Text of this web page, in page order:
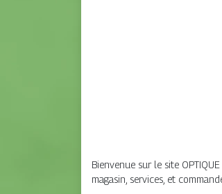
Bienvenue sur le site
magasin, services, et